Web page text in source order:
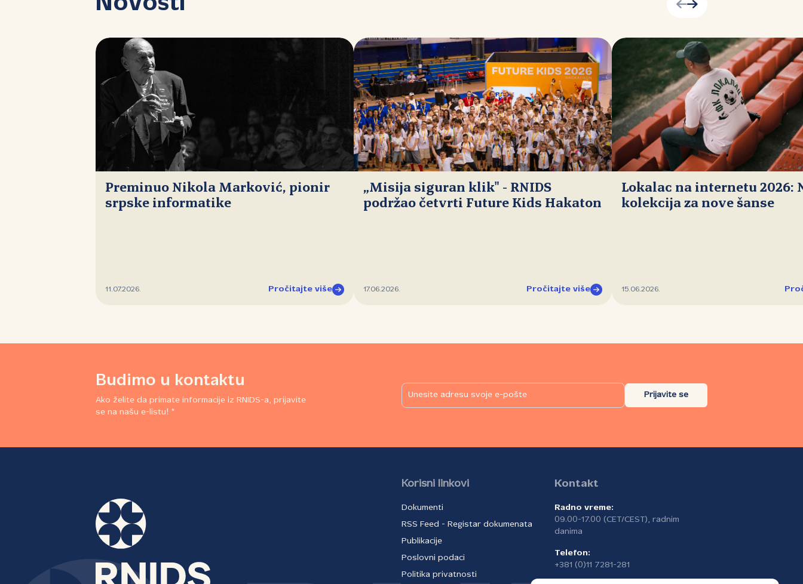
Preminuo Nikola Marković, pionir
srpske informatike
11.07.2026. Pročitajte više
„Misija siguran klik" - RNIDS
podržao četvrti Future Kids Hakaton
17.06.2026. Pročitajte više
Lokalac na internetu 2026:
kolekcija za nove šanse
15.06.2026.
Budimo u kontaktu
Ako želite da primate informacije iz RNIDS-a, prijavite
se na našu e-listu! *
Prijavite se
Korisni linkovi
Dokumenti
RSS Feed - Registar dokumenata
Publikacije
Poslovni podaci
Politika privatnosti
Kontakt
Radno vreme:
09.00-17.00 (CET/CEST), radnim
danima
Telefon:
+381 (0)11 7281-281